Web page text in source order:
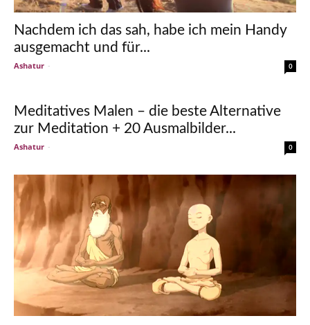
Nachdem ich das sah, habe ich mein Handy
ausgemacht und für...
Ashatur - 0
Meditatives Malen – die beste Alternative
zur Meditation + 20 Ausmalbilder...
Ashatur - 0